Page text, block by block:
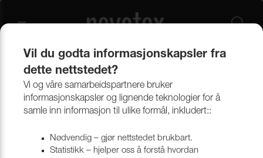
Produkter Verktøy og tillbehør
Gulvbeskyttere & Møbelknotter
Vil du godta informasjonskapsler fra
dette nettstedet?
Vi og våre samarbeidspartnere bruker
informasjonskapsler og lignende teknologier for å
samle inn informasjon til ulike formål, inkludert::
Nødvendig – gjør nettstedet brukbart.
Statistikk – hjelper oss å forstå hvordan